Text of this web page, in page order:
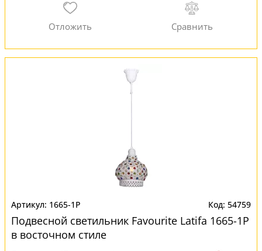
1665-1P 54759
Подвесной светильник Favourite Latifa 1665-1P
в восточном стиле